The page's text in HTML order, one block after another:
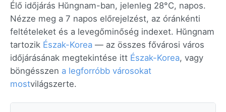
Élő időjárás Hŭngnam-ban, jelenleg 28°C, napos.
Nézze meg a 7 napos előrejelzést, az óránkénti
feltételeket és a levegőminőség indexet. Hŭngnam
tartozik Észak-Korea — az összes fővárosi város
időjárásának megtekintése itt Észak-Korea, vagy
böngésszen a legforróbb városokat
mostvilágszerte.